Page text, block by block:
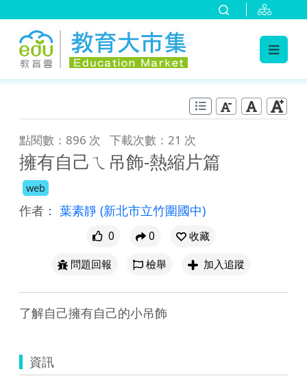
點閱數：896 次 下載次數：21 次
擁有自己ㄟ吊飾-熱縮片篇
web
作者： 葉素靜 (新北市立竹圍國中)
0 0
收藏
問題回報
檢舉 加入追蹤
了解自己擁有自己的小吊飾
資訊